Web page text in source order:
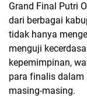
Grand Final Putri
dari berbagai
tidak hanya
menguji
kepemimpinan,
para finalis dalam
masing-masing.